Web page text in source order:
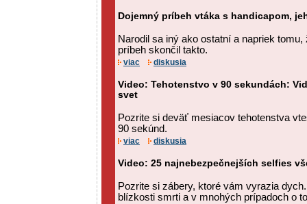
Dojemný príbeh vtáka s handicapom,
Narodil sa iný ako ostatní a napriek
príbeh skončil takto.
viac diskusia
Video: Tehotenstvo v 90 sekundách:
svet
Pozrite si deväť mesiacov tehotenstva
90 sekúnd.
viac diskusia
Video: 25 najnebezpečnejších selfies
Pozrite si zábery, ktoré vám vyrazia
blízkosti smrti a v mnohých prípadoch o